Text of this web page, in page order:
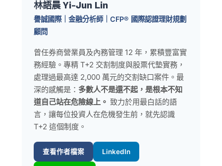
林語晨 Yi-Jun Lin
譽誠國際｜金融分析師｜CFP® 國際認證理財規劃
顧問
曾任券商營業員及內務管理 12 年，累積豐富實
務經驗。專精 T+2 交割制度與股票代墊實務，
處理過最高達 2,000 萬元的交割缺口案件。最
深的感觸是： 多數人不是還不起，是根本不知
道自己站在危險線上。 致力於用最白話的語
言，讓每位投資人在危機發生前，就先認識
T+2 這個制度。
查看作者檔案 LinkedIn